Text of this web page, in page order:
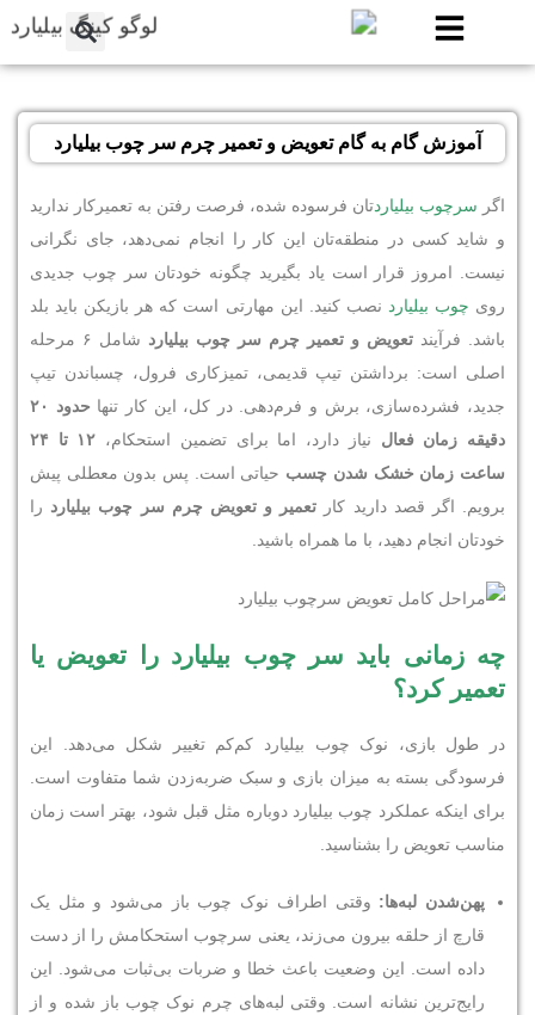
آموزش گام به گام تعویض و تعمیر چرم سر چوب بیلیارد
اگر سرچوب بیلیاردتان فرسوده شده، فرصت رفتن به تعمیرکار ندارید
و شاید کسی در منطقه‌تان این کار را انجام نمی‌دهد، جای نگرانی
نیست. امروز قرار است یاد بگیرید چگونه خودتان سر چوب جدیدی
روی چوب بیلیارد نصب کنید. این مهارتی است که هر بازیکن باید بلد
باشد. فرآیند تعویض و تعمیر چرم سر چوب بیلیارد
شامل ۶ مرحله
اصلی است: برداشتن تیپ قدیمی، تمیزکاری فرول، چسباندن تیپ
جدید، فشرده‌سازی، برش و فرم‌دهی. در کل، این کار تنها
حدود ۲۰
دقیقه زمان فعال نیاز دارد، اما برای تضمین استحکام،
۱۲ تا ۲۴
ساعت زمان خشک شدن چسب حیاتی است. پس بدون معطلی پیش
برویم. اگر قصد دارید کار تعمیر و تعویض چرم سر چوب بیلیارد را
خودتان انجام دهید، با ما همراه باشید.
چه زمانی باید سر چوب بیلیارد را تعویض یا
تعمیر کرد؟
در طول بازی، نوک چوب بیلیارد کم‌کم تغییر شکل می‌دهد. این
فرسودگی بسته به میزان بازی و سبک ضربه‌زدن شما متفاوت است.
برای اینکه عملکرد چوب بیلیارد دوباره مثل قبل شود، بهتر است زمان
مناسب تعویض را بشناسید.
پهن‌شدن لبه‌ها: وقتی اطراف نوک چوب باز می‌شود و مثل یک
قارچ از حلقه بیرون می‌زند، یعنی سرچوب استحکامش را از دست
داده است. این وضعیت باعث خطا و ضربات بی‌ثبات می‌شود. این
رایج‌ترین نشانه است. وقتی لبه‌های چرم نوک چوب باز شده و از